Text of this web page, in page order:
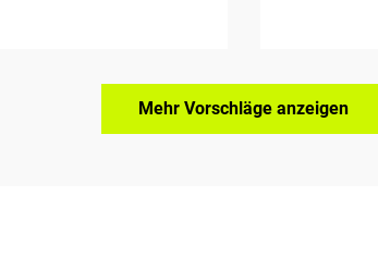
Mehr Vorschläge anzeigen